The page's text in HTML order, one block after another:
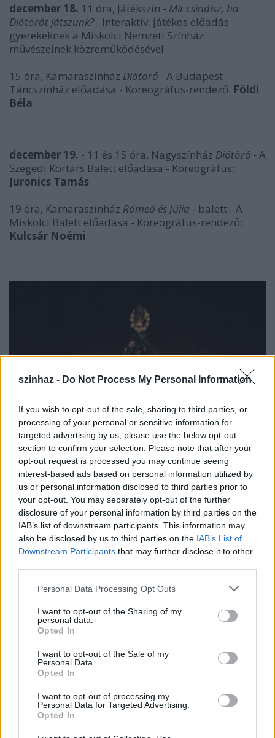
szinhaz - Do Not Process My Personal Information
If you wish to opt-out of the sale, sharing to third parties, or
processing of your personal or sensitive information for
targeted advertising by us, please use the below opt-out
section to confirm your selection. Please note that after your
opt-out request is processed you may continue seeing
interest-based ads based on personal information utilized by
us or personal information disclosed to third parties prior to
your opt-out. You may separately opt-out of the further
disclosure of your personal information by third parties on the
IAB’s list of downstream participants. This information may
also be disclosed by us to third parties on the IAB’s List of
Downstream Participants that may further disclose it to other
Please note that this website/app uses one or more Google
not limited to your visit or usage behaviour. You may click to
grant or deny consent to Google and its third-party tags to
use your data for below specified purposes in below Google
consent section.
Personal Data Processing Opt Outs
I want to opt-out of the Sharing of my
personal data.
Opted In
I want to opt-out of the Sale of my
Personal Data.
Opted In
I want to opt-out of processing my
Personal Data for Targeted Advertising.
Opted In
december 18. 11 óra, Játékszín - Mit csinálsz, ha
Diótörőt játszunk? - Interaktív, játékos előadás
gyerekeknek a Miskolci Nemzeti Színház
művészeinek közreműködésével
15 óra, Kamaraszínház Diótörő -A Budapest
Táncszínház előadása - Koreográfus-rendező: Földi
Béla
december 19. - 11 és 15 óra, Nagyszínház Diótörő -A
Szegedi Kortárs Balett előadása - Koreográfus:
Juronics Tamás
19 óra, Kamaraszínház Rómeó és Júlia - balett - A
Miskolci Balett előadása - Koreográfus-rendező:
Kulcsár Noémi
december 20. -